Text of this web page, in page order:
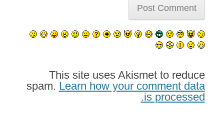
This site uses Akismet to reduce
spam. Learn how your comment data
is processed.